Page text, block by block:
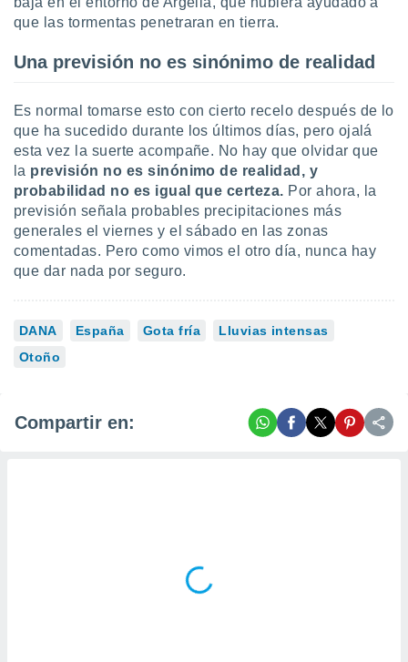
que las tormentas penetraran en tierra.
Una previsión no es sinónimo de realidad
Es normal tomarse esto con cierto recelo después de lo
que ha sucedido durante los últimos días, pero ojalá
esta vez la suerte acompañe. No hay que olvidar que
la previsión no es sinónimo de realidad, y
probabilidad no es igual que certeza. Por ahora, la
previsión señala probables precipitaciones más
generales el viernes y el sábado en las zonas
comentadas. Pero como vimos el otro día, nunca hay
que dar nada por seguro.
DANA España Gota fría
Lluvias intensas
Otoño
Compartir en: